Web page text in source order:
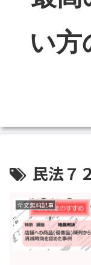
い方
民法７
全文無料記事